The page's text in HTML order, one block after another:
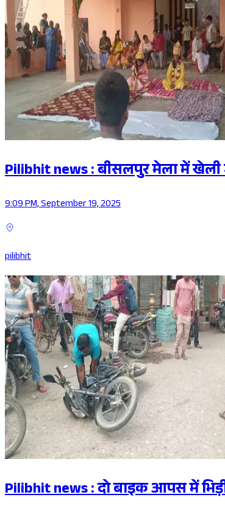
Pilibhit news : बीसलपुर मेला में खेली
9:09 PM, September 19, 2025
pilibhit
Pilibhit news : दो बाइक आपस में